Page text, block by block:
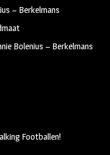
– Berkelmans
Bolenius – Berkelmans
Footballen!